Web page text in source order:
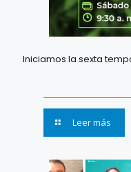
Iniciamos la sexta
Leer más